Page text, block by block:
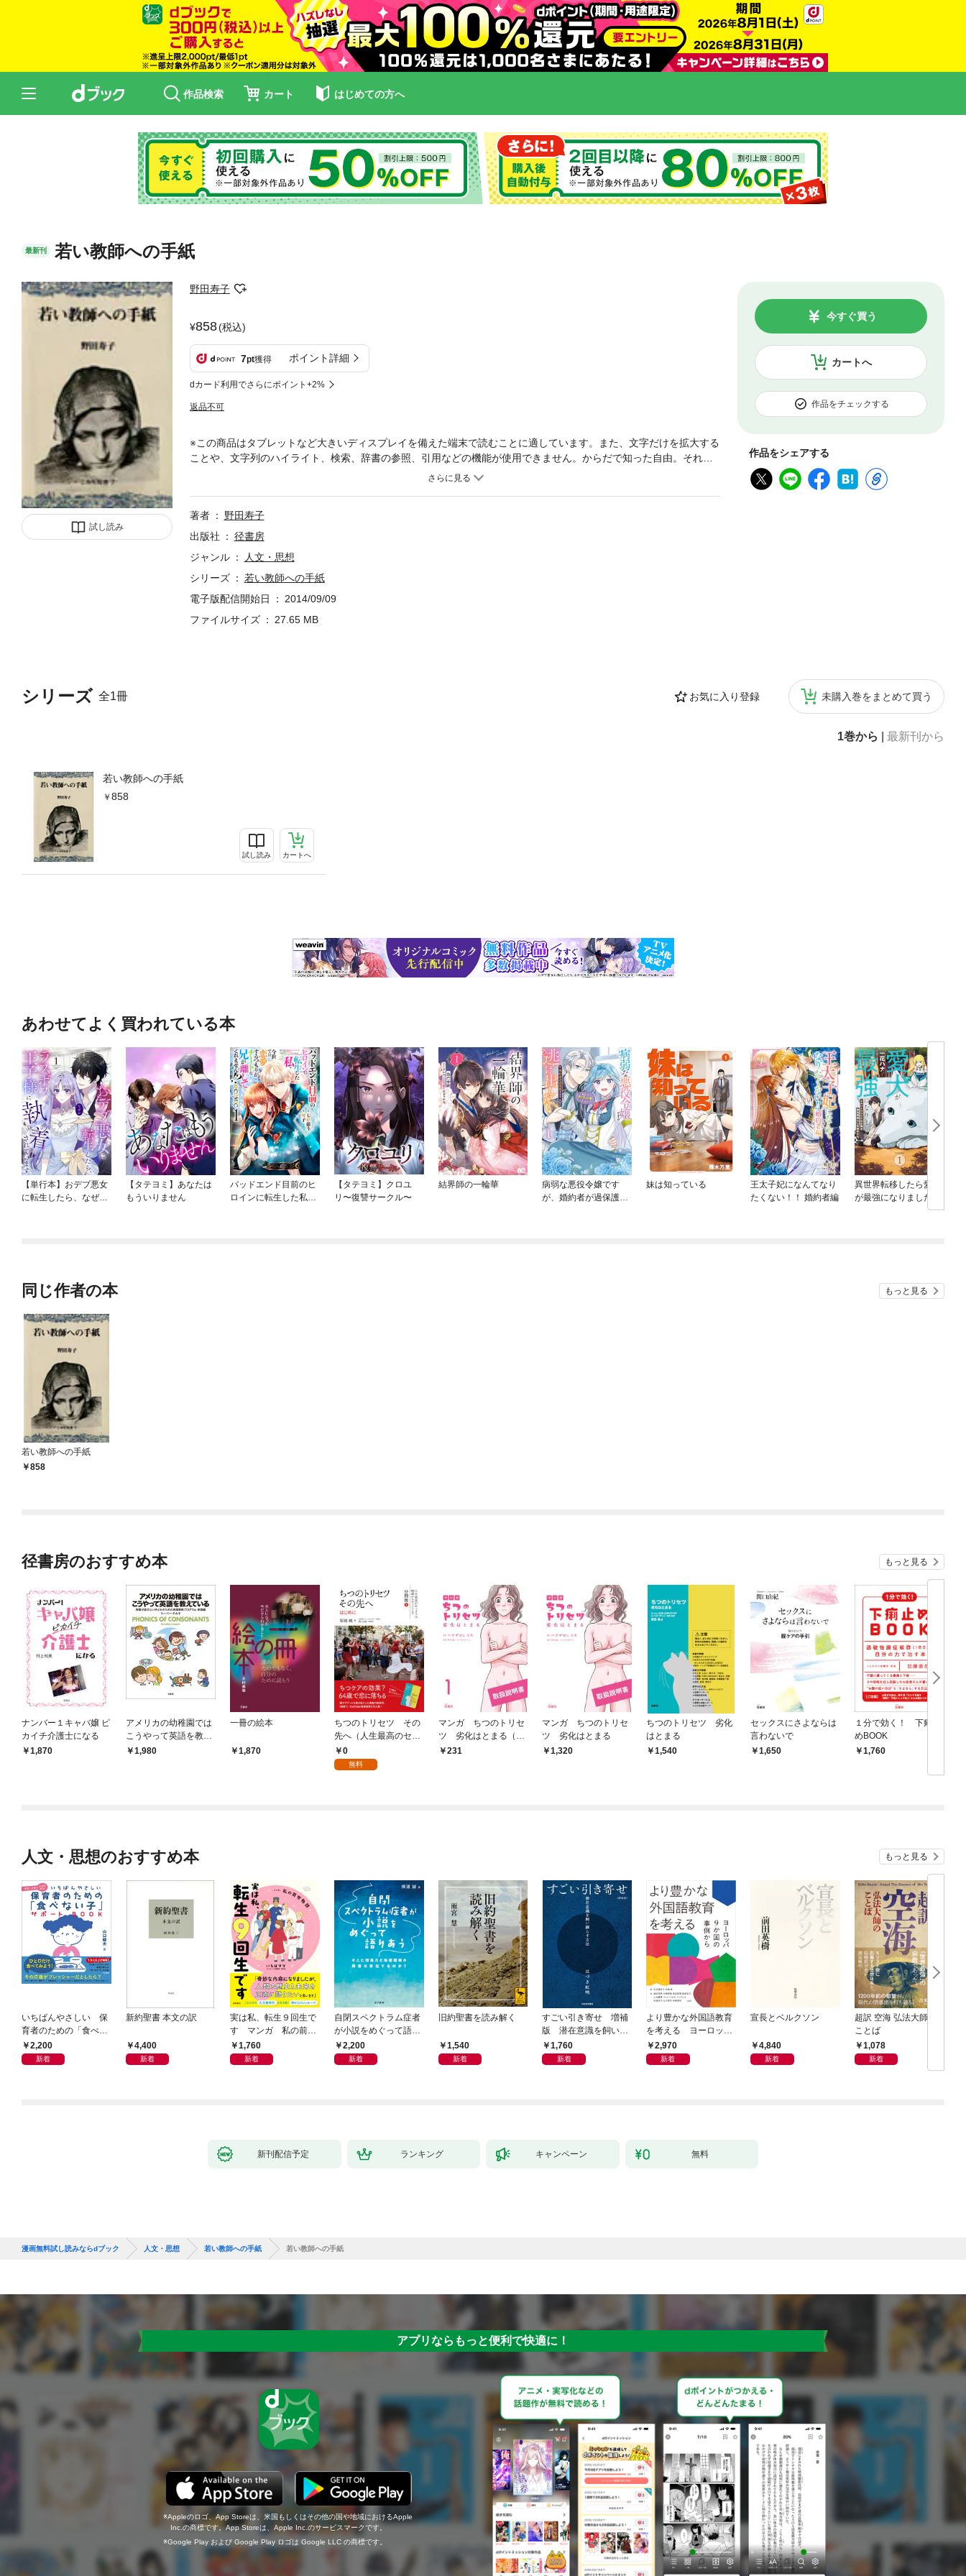
作品検索 カート はじめての方へ
最新刊 若い教師への手紙
試し読み
野田寿子
858(税込)
7pt獲得 ポイント詳細
dカード利用でさらにポイント+2%
返品不可
カートへ
今すぐ買う
作品をチェックする
作品をシェアする
シリーズ 全1冊 お気に入り登録 未購入巻をまとめて買う
1巻から 最新刊から
若い教師への手紙
858
試し読み カートへ
※この商品はタブレットなど大きいディスプレイを備えた端末で読むことに適しています。また、文字だけを拡大する
ことや、文字列のハイライト、検索、辞書の参照、引用などの機能が使用できません。からだで知った自由。それが
教師を生き生きとさせ、生徒を輝かせる。教育現場の荒廃と対比しつつ、若い教師へ語りかける。
著者
野田寿子
出版社
径書房
ジャンル
人文・思想
シリーズ
若い教師への手紙
電子版配信開始日
2014/09/09
ファイルサイズ
27.65 MB
あわせてよく買われている本
【単行本】おデブ悪女
に転生したら、なぜか
【タテヨミ】あなたは
もういりません
バッドエンド目前のヒ
ロインに転生した私、
【タテヨミ】クロユ
リ〜復讐サークル〜
結界師の一輪華
病弱な悪役令嬢です
が、婚約者が過保護す
妹は知っている
王太子妃になんてなり
たくない！！ 婚約者編
異世界転移したら愛犬
が最強になりました ～
シルバーフェンリルと
同じ作者の本 もっと見る
若い教師への手紙
858
径書房のおすすめ本 もっと見る
ナンバー１キャバ嬢 ピ
カイチ介護士になる
1,870
アメリカの幼稚園では
こうやって英語を教え
ている
1,980
一冊の絵本
1,870
ちつのトリセツ その
先へ（人生最高のセッ
クスは60歳からやって
くる 分冊版）１：は
0
無料
マンガ ちつのトリセ
ツ 劣化はとまる（分
冊版）【第1話】
231
マンガ ちつのトリセ
ツ 劣化はとまる
1,320
ちつのトリセツ 劣化
はとまる
1,540
セックスにさよならは
言わないで
1,650
１分で効く！ 下痢止
めBOOK
1,760
人文・思想のおすすめ本 もっと見る
いちばんやさしい 保
育者のための「食べな
い子」サポートＢＯＯ
Ｋ 偏食・少食のお悩
2,200
新着
新約聖書 本文の訳
4,400
新着
実は私、転生９回生で
す マンガ 私の前世
物語1,760
新着
自閉スペクトラム症者
が小説をめぐって語り
あう2,200
新着
旧約聖書を読み解く
1,540
新着
すごい引き寄せ 増補
版 潜在意識を飼い馴
らす方法
1,760
新着
より豊かな外国語教育
を考える ヨーロッパ
9か国の事例から
2,970
新着
宣長とベルクソン
4,840
新着
超訳 空海 弘法大師の
ことば
1,078
新着
新刊配信予定 ランキング キャンペーン 無料
漫画無料試し読みならdブック 人文・思想 若い教師への手紙 若い教師への手紙
アプリならもっと便利で快適に！
Appleのロゴ、App Storeは、米国もしくはその他の国や地域におけるApple
Inc.の商標です。App Storeは、Apple Inc.のサービスマークです。
Google Play および Google Play ロゴは Google LLC の商標です。